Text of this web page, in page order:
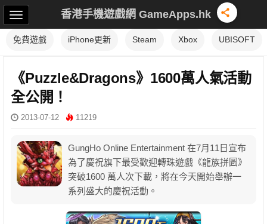
香港手機遊戲網 GameApps.hk
免費遊戲 iPhone更新 Steam Xbox UBISOFT
《Puzzle&Dragons》1600萬人氣活動
全公開！
2013-07-12 11219
GungHo Online Entertainment 在7月11日宣布
為了慶祝旗下最受歡迎轉珠遊戲《龍族拼圖》
突破1600 萬人次下載，將在今天開始舉辦一
系列盛大的慶祝活動。